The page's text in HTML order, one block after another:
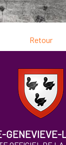
Retour
GENEVIEVE-